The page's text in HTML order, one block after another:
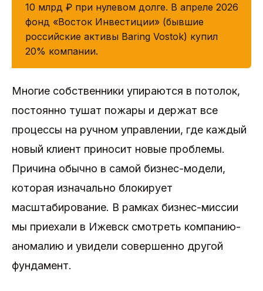
10 млрд ₽ при нулевом долге. В апреле 2026
фонд «Восток Инвестиции» (бывшие
российские активы Baring Vostok) купил
20% компании.
Многие собственники упираются в потолок,
постоянно тушат пожары и держат все
процессы на ручном управлении, где каждый
новый клиент приносит новые проблемы.
Причина обычно в самой бизнес-модели,
которая изначально блокирует
масштабирование. В рамках бизнес-миссии
мы приехали в Ижевск смотреть компанию-
аномалию и увидели совершенно другой
фундамент.